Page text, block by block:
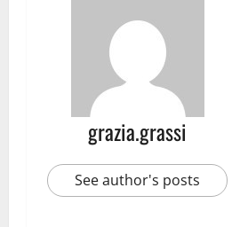
grazia.grassi
See author's posts